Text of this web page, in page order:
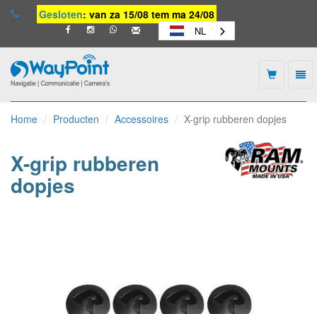
Gesloten: van za 15/08 tem ma 24/08
NL
-
naar
Home Producten Accessoires X-grip rubberen dopjes
X-grip rubberen
dopjes